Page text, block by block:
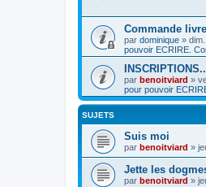
Commande
par dominique »
pouvoir ECRIRE.
par benoitviard »
pour pouvoir
SUJETS
Suis moi
par benoitviard »
Jette les
par benoitviard »